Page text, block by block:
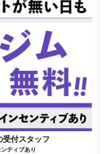
受付スタッフ
ティブあり